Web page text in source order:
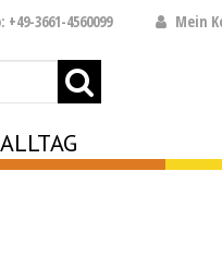
Mein
3661-4560099